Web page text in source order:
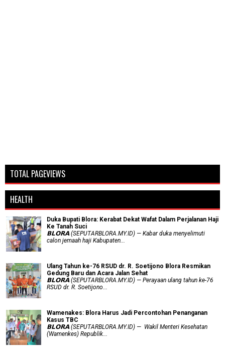
TOTAL PAGEVIEWS
HEALTH
Duka Bupati Blora: Kerabat Dekat Wafat Dalam Perjalanan Haji
Ke Tanah Suci
𝗕𝗟𝗢𝗥𝗔 (SEPUTARBLORA.MY.ID) — Kabar duka menyelimuti
calon jemaah haji Kabupaten...
Ulang Tahun ke-76 RSUD dr. R. Soetijono Blora Resmikan
Gedung Baru dan Acara Jalan Sehat
𝗕𝗟𝗢𝗥𝗔 (SEPUTARBLORA.MY.ID) — Perayaan ulang tahun ke-76
RSUD dr. R. Soetijono...
Wamenakes: Blora Harus Jadi Percontohan Penanganan
Kasus TBC
𝗕𝗟𝗢𝗥𝗔 (SEPUTARBLORA.MY.ID) — Wakil Menteri Kesehatan
(Wamenkes) Republik...